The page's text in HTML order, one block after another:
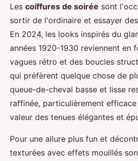
Les coiffures de soirée sont
sortir de l'ordinaire et essayer
En 2024, les looks inspirés du
années 1920-1930 reviennent en
vagues rétro et des boucles
qui préfèrent quelque chose de
queue-de-cheval basse et lisse
raffinée, particulièrement
valeur des tenues élégantes et
Pour une allure plus fun et
texturées avec effets mouillés